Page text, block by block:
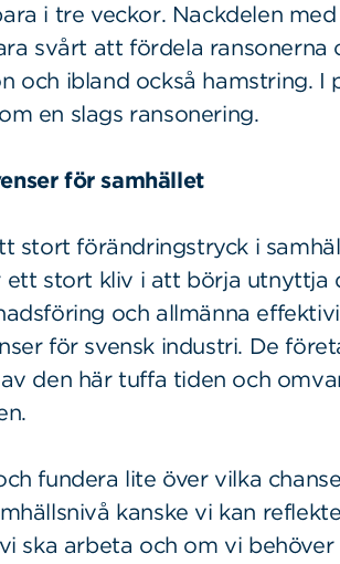
i tre veckor. Nackdelen
svårt att fördela ransonerna
och ibland också hamstring. I
en slags ransonering.
för samhället
stort förändringstryck i
ett stort kliv i att börja utnyttja
och allmänna
för svensk industri. De
den här tuffa tiden och
fundera lite över vilka
kanske vi kan
ska arbeta och om vi behöver